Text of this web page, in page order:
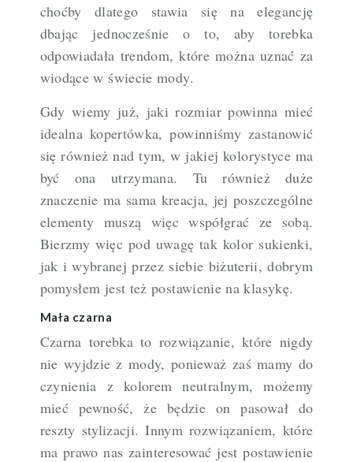
choćby dlatego stawia się na elegancję
dbając jednocześnie o to, aby torebka
odpowiadała trendom, które można uznać za
wiodące w świecie mody.
Gdy wiemy już, jaki rozmiar powinna mieć
idealna kopertówka, powinniśmy zastanowić
się również nad tym, w jakiej kolorystyce ma
być ona utrzymana. Tu również duże
znaczenie ma sama kreacja, jej poszczególne
elementy muszą więc współgrać ze sobą.
Bierzmy więc pod uwagę tak kolor sukienki,
jak i wybranej przez siebie biżuterii, dobrym
pomysłem jest też postawienie na klasykę.
Mała czarna
Czarna torebka to rozwiązanie, które nigdy
nie wyjdzie z mody, ponieważ zaś mamy do
czynienia z kolorem neutralnym, możemy
mieć pewność, że będzie on pasował do
reszty stylizacji. Innym rozwiązaniem, które
ma prawo nas zainteresować jest postawienie